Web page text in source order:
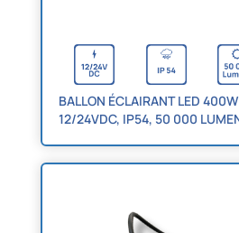
BALLON ÉCLAIRANT LED
12/24VDC, IP54, 50 000